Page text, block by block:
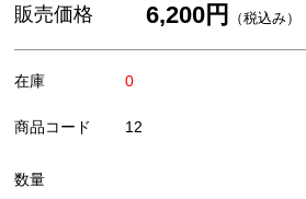
販売価格 6,200円 （税込み）
在庫 0
商品コード 12
数量